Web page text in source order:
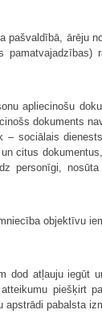
pašvaldībā, ārēju
pamatvajadzības)
apliecinošu
dokuments
sociālais
citus
personīgi,
objektīvu
dod atļauju iegūt
piešķirt
pabalsta